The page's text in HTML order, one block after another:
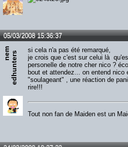
05/03/2008 15:36:37
n
e
m
e
d
h
u
n
t
e
rs
si cela n'a pas été remarqué,
je crois que c'est sur celui là
personelle de notre cher nico ?
bout et attendez... on entend
"soulageant" , une réaction de
rire!!!
Tout non fan de Maiden est un